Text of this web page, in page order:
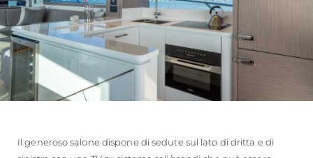
Il generoso salone dispone di sedute sul lato di dritta e di